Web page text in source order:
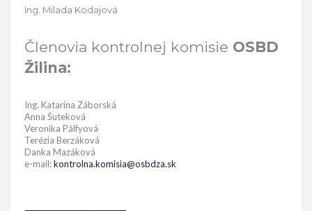
Ing. Milada Kodajová
Členovia kontrolnej komisie OSBD
Žilina:
Ing. Katarína Záborská
Anna Šuteková
Veronika Pálfyová
Terézia Berzáková
Danka Mazáková
e-mail:kontrolna.komisia@osbdza.sk